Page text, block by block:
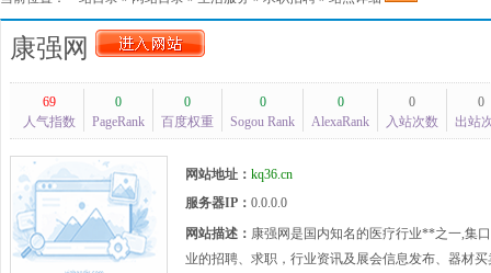
康强网
69
人气指数
0
PageRank
0
百度权重
0
Sogou Rank
0
AlexaRank
0
入站次数
0
出站
网站地址： kq36.cn
服务器IP： 0.0.0.0
网站描述： 康强网是国内知名的医疗行业**之一,集
业的招聘、求职，行业资讯及展会信息发布、器材